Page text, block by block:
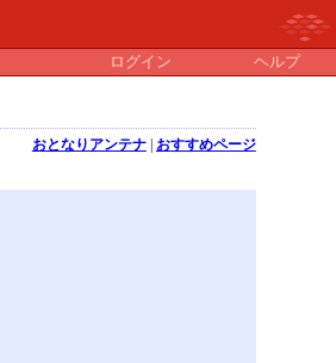
ログイン ヘルプ
おとなりアンテナ| おすすめページ